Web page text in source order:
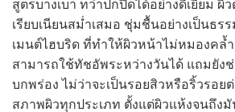
สูตรบางเบา ทว่าปกปิดได้อย่างดีเยี่ยม ผิ
เรียบเนียนสม่ำเสมอ ชุ่มชื้นอย่างเป็นธร
เมนต์ไฮบริด ที่ทำให้ผิวหน้าไม่หมองคล้
สามารถใช้ทัชอัพระหว่างวันได้ แถมยัง
บกพร่อง ไม่ว่าจะเป็นรอยสิวหรือริ้วรอย
สภาพผิวทุกประเภท ตั้งแต่ผิวแห้งจนถึง